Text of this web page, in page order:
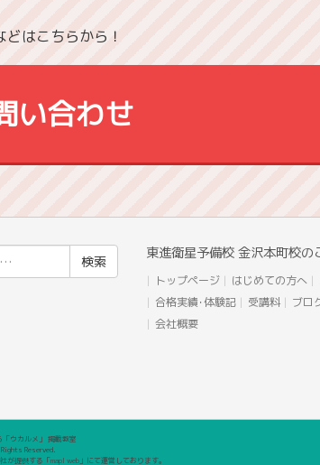
はこちらから！
い合わせ
東進衛星予備校 金沢本町校の
トップページ はじめての方へ
合格実績･体験記
受講料 ブロ
会社概要
ウカルメ」 掲載教室
Reserved.
提供する「mapl web」にて運営しております。